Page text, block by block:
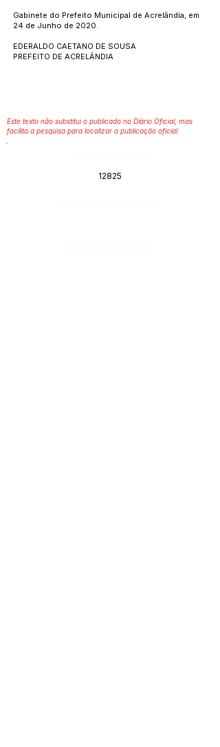
Gabinete do Prefeito Municipal de Acrelândia, em
24 de Junho de 2020.
EDERALDO CAETANO DE SOUSA
PREFEITO DE ACRELÂNDIA
Este texto não substitui o publicado no Diário Oficial, mas
facilita a pesquisa para localizar a publicação oficial.
12825